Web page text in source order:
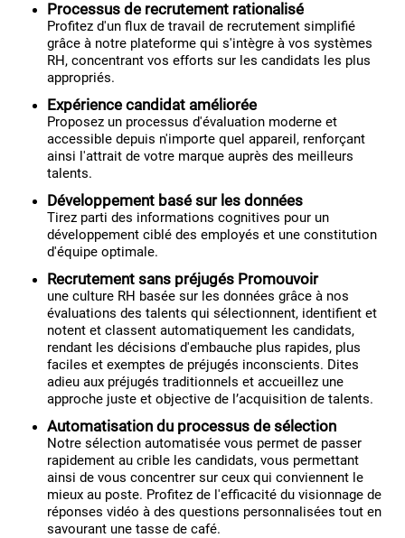
Processus de recrutement rationalisé
Profitez d'un flux de travail de recrutement simplifié
grâce à notre plateforme qui s'intègre à vos systèmes
RH, concentrant vos efforts sur les candidats les plus
appropriés.
Expérience candidat améliorée
Proposez un processus d'évaluation moderne et
accessible depuis n'importe quel appareil, renforçant
ainsi l'attrait de votre marque auprès des meilleurs
talents.
Développement basé sur les données
Tirez parti des informations cognitives pour un
développement ciblé des employés et une constitution
d'équipe optimale.
Recrutement sans préjugés Promouvoir
une culture RH basée sur les données grâce à nos
évaluations des talents qui sélectionnent, identifient et
notent et classent automatiquement les candidats,
rendant les décisions d'embauche plus rapides, plus
faciles et exemptes de préjugés inconscients. Dites
adieu aux préjugés traditionnels et accueillez une
approche juste et objective de l’acquisition de talents.
Automatisation du processus de sélection
Notre sélection automatisée vous permet de passer
rapidement au crible les candidats, vous permettant
ainsi de vous concentrer sur ceux qui conviennent le
mieux au poste. Profitez de l'efficacité du visionnage de
réponses vidéo à des questions personnalisées tout en
savourant une tasse de café.